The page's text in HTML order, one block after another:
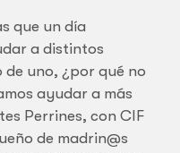
que un día
a distintos
de uno, ¿por qué no
ayudar a más
Perrines, con CIF
de madrin@s